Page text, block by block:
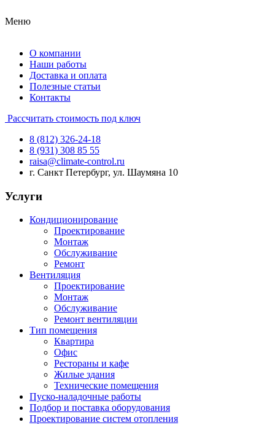
Меню
О компании
Наши работы
Доставка и оплата
Полезные статьи
Контакты
Рассчитать стоимость под ключ
8 (812) 326-24-18
8 (931) 308 85 55
raisa@climate-control.ru
г. Санкт Петербург, ул. Шаумяна 10
Услуги
Кондиционирование
Проектирование
Монтаж
Обслуживание
Ремонт
Вентиляция
Проектирование
Монтаж
Обслуживание
Ремонт вентиляции
Тип помещения
Квартира
Офис
Рестораны и кафе
Жилые здания
Технические помещения
Пуско-наладочные работы
Подбор и поставка оборудования
Проектирование систем отопления